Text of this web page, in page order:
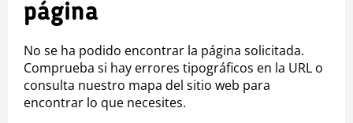
página
No se ha podido encontrar la página solicitada.
Comprueba si hay errores tipográficos en la URL o
consulta nuestro mapa del sitio web para
encontrar lo que necesites.